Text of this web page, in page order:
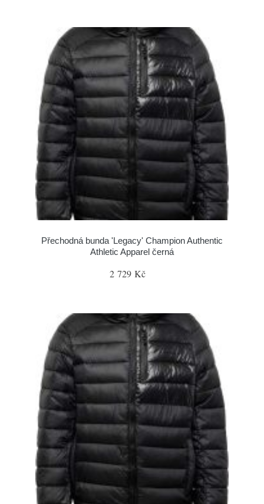
Přechodná bunda 'Legacy' Champion Authentic
Athletic Apparel černá
2 729 Kč